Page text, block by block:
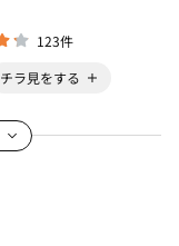
123件
チラ見をする